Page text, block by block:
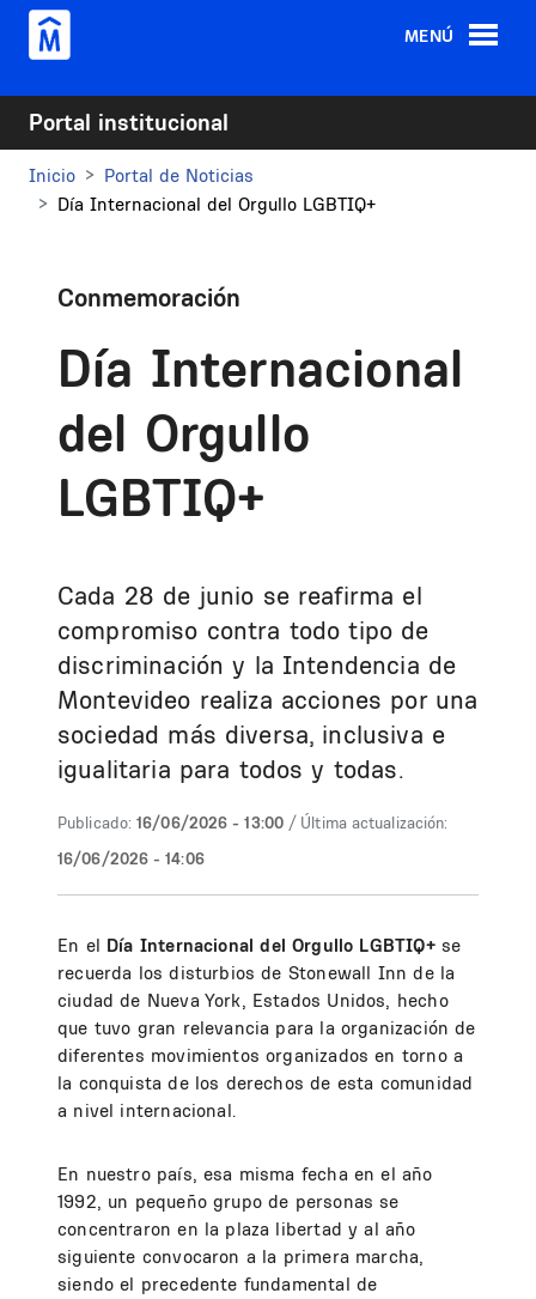
Pasar al contenido principal
MENÚ
Portal institucional
Inicio
Portal de Noticias
Día Internacional del Orgullo LGBTIQ+
Conmemoración
Día Internacional
del Orgullo
LGBTIQ+
Cada 28 de junio se reafirma el
compromiso contra todo tipo de
discriminación y la Intendencia de
Montevideo realiza acciones por una
sociedad más diversa, inclusiva e
igualitaria para todos y todas.
Publicado: 16/06/2026 - 13:00 / Última actualización:
16/06/2026 - 14:06
En el Día Internacional del Orgullo LGBTIQ+se
recuerda los disturbios de Stonewall Inn de la
ciudad de Nueva York, Estados Unidos, hecho
que tuvo gran relevancia para la organización de
diferentes movimientos organizados en torno a
la conquista de los derechos de esta comunidad
a nivel internacional.
En nuestro país, esa misma fecha en el año
1992, un pequeño grupo de personas se
concentraron en la plaza libertad y al año
siguiente convocaron a la primera marcha,
siendo el precedente fundamental de